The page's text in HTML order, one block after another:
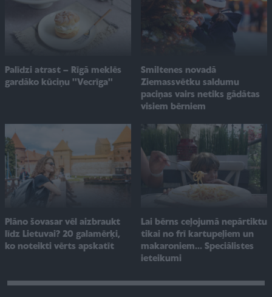
Palīdzi atrast – Rīgā meklēs
gardāko kūciņu ''Vecrīga''
Smiltenes novadā
Ziemassvētku saldumu
paciņas vairs netiks gādātas
visiem bērniem
Plāno šovasar vēl aizbraukt
līdz Lietuvai? 20 galamērķi,
ko noteikti vērts apskatīt
Lai bērns ceļojumā nepārtiktu
tikai no frī kartupeļiem un
makaroniem... Speciālistes
ieteikumi